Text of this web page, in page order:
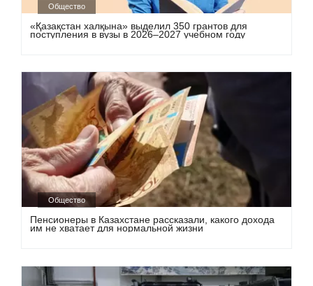
Общество
«Қазақстан халқына» выделил 350 грантов для
поступления в вузы в 2026–2027 учебном году
Общество
Пенсионеры в Казахстане рассказали, какого дохода
им не хватает для нормальной жизни